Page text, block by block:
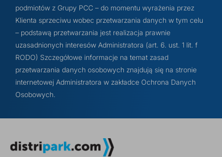
podmiotów z Grupy PCC – do momentu wyrażenia przez
Klienta sprzeciwu wobec przetwarzania danych w tym celu
– podstawą przetwarzania jest realizacja prawnie
uzasadnionych interesów Administratora (art. 6. ust. 1 lit. f
RODO) Szczegółowe informacje na temat zasad
przetwarzania danych osobowych znajdują się na stronie
internetowej Administratora w zakładce Ochrona Danych
Osobowych.